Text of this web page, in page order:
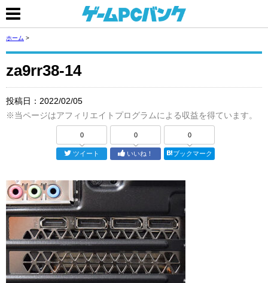
ホーム >
za9rr38-14
投稿日： 2022/02/05
※当ページはアフィリエイトプログラムによる収益を得ています。
0
ツイート
0
いいね！
0
ブックマーク